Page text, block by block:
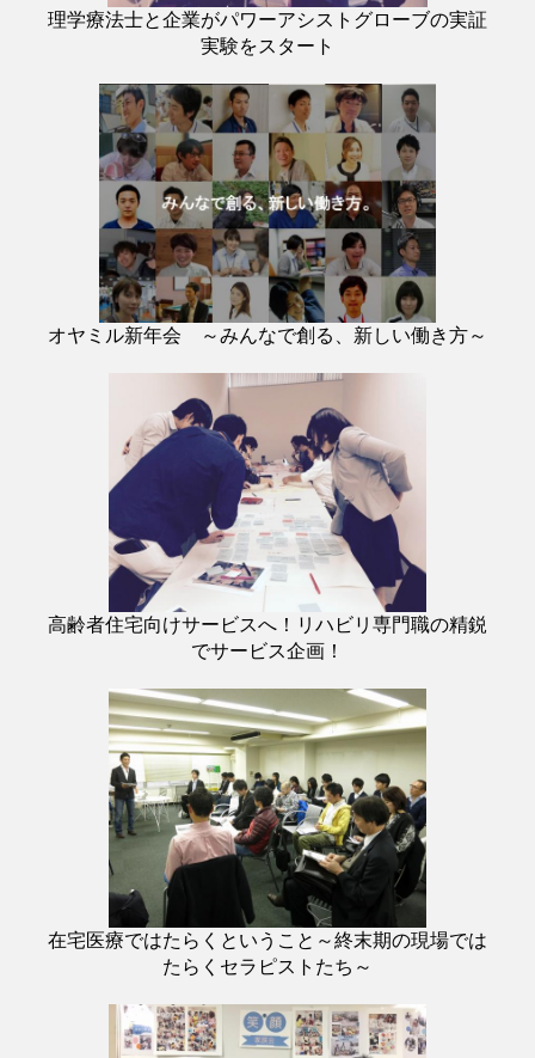
理学療法士と企業がパワーアシストグローブの実証
実験をスタート
オヤミル新年会 ～みんなで創る、新しい働き方～
高齢者住宅向けサービスへ！リハビリ専門職の精鋭
でサービス企画！
在宅医療ではたらくということ～終末期の現場では
たらくセラピストたち～